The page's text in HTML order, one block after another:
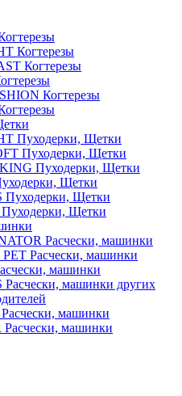
Когтерезы
Когтерезы
Когтерезы
Пуходерки, Щетки
Пуходерки, Щетки
Пуходерки, Щетки
Щетки
Пуходерки, Щетки
Щетки
Расчески, машинки
Расчески, машинки
машинки
Расчески, машинки других
машинки
Расчески, машинки